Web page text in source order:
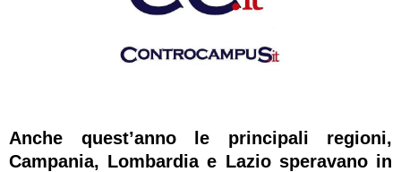
Anche quest’anno le principali regioni,
Campania, Lombardia e Lazio speravano in